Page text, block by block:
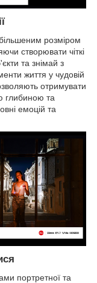
розміром
створювати чіткі
та знімай з
життя у чудовій
отримувати
глибиною та
емоцій та
портретної та